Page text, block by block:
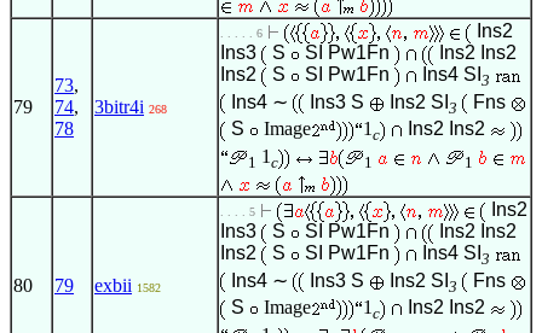
79
73,
74,
78
3bitr4i 268
. . . . . 6
Ins2
Ins3
S SI Pw1Fn Ins2 Ins2
Ins2
S SI Pw1Fn Ins4 SI 3
Ins4 ∼ Ins3 S Ins2 SI 3
Fns
S
Image 1 c Ins2 Ins2
1 1 c 1 1
80 79 exbii 1582
. . . . 5
Ins2
Ins3
S SI Pw1Fn Ins2 Ins2
Ins2
S SI Pw1Fn Ins4 SI 3
Ins4 ∼ Ins3 S Ins2 SI 3
Fns
S
Image 1 c Ins2 Ins2